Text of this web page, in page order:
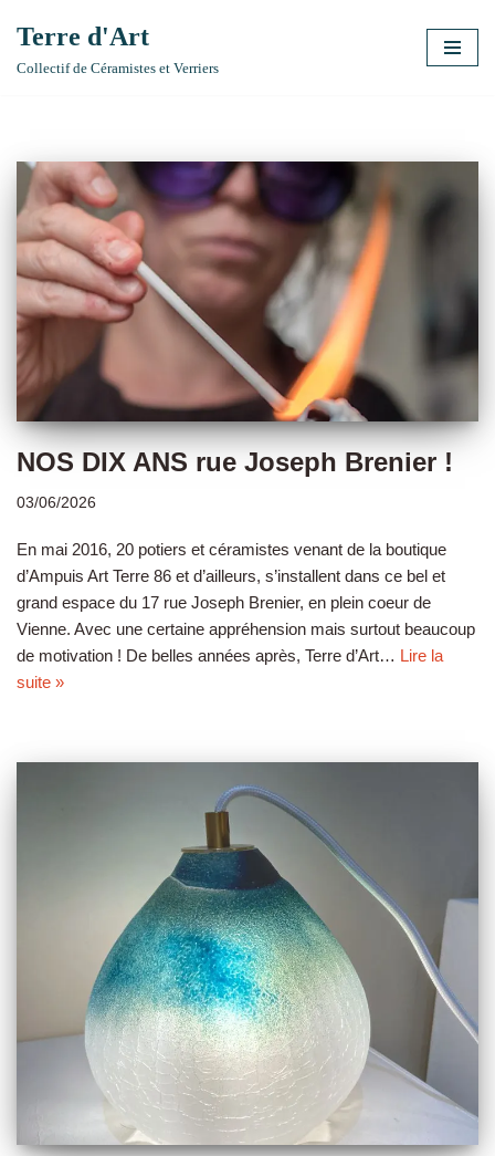
Aller
Terre d'Art
Collectif de Céramistes et Verriers
NOS DIX ANS rue Joseph Brenier !
03/06/2026
En mai 2016, 20 potiers et céramistes venant de la boutique
d’Ampuis Art Terre 86 et d’ailleurs, s’installent dans ce bel et
grand espace du 17 rue Joseph Brenier, en plein coeur de
Vienne. Avec une certaine appréhension mais surtout beaucoup
de motivation ! De belles années après, Terre d’Art… Lire la
suite »